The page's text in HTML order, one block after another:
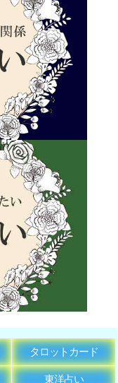
タロットカード
東洋占い